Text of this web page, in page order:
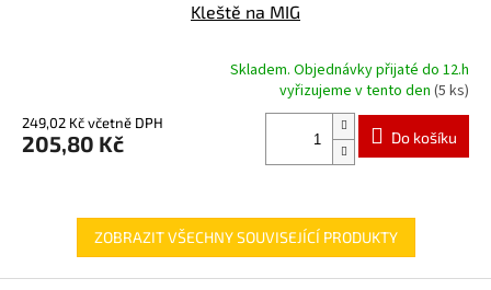
Kleště na MIG
produktu
je
Skladem. Objednávky přijaté do 12.h
vyřizujeme v tento den(5 ks)
249,02 Kč včetně DPH
205,80 Kč Do košíku
ZOBRAZIT VŠECHNY SOUVISEJÍCÍ PRODUKTY